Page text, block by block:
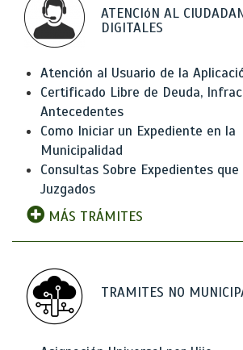
ATENCIóN AL
DIGITALES
Atención al Usuario de la
Certificado Libre de Deuda,
Antecedentes
Como Iniciar un Expediente en la
Municipalidad
Consultas Sobre Expedientes
Juzgados
MÁS TRÁMITES
TRAMITES NO